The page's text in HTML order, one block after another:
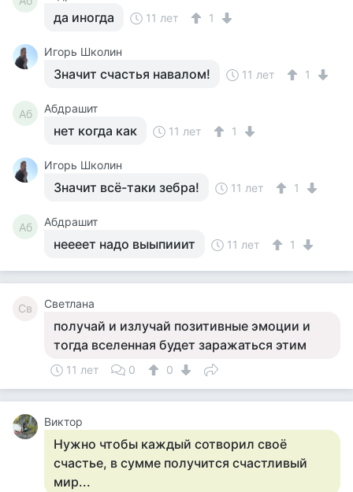
да иногда 11 лет 1
Игорь Школин
Значит счастья навалом! 11 лет 1
Аб Абдрашит
нет когда как 11 лет 1
Игорь Школин
Значит всё-таки зебра! 11 лет 1
Аб Абдрашит
неееет надо выыпииит 11 лет 1
Св Светлана
получай и излучай позитивные эмоции и
тогда вселенная будет заражаться этим
11 лет 0 0
Виктор
Нужно чтобы каждый сотворил своё
счастье, в сумме получится счастливый
мир...